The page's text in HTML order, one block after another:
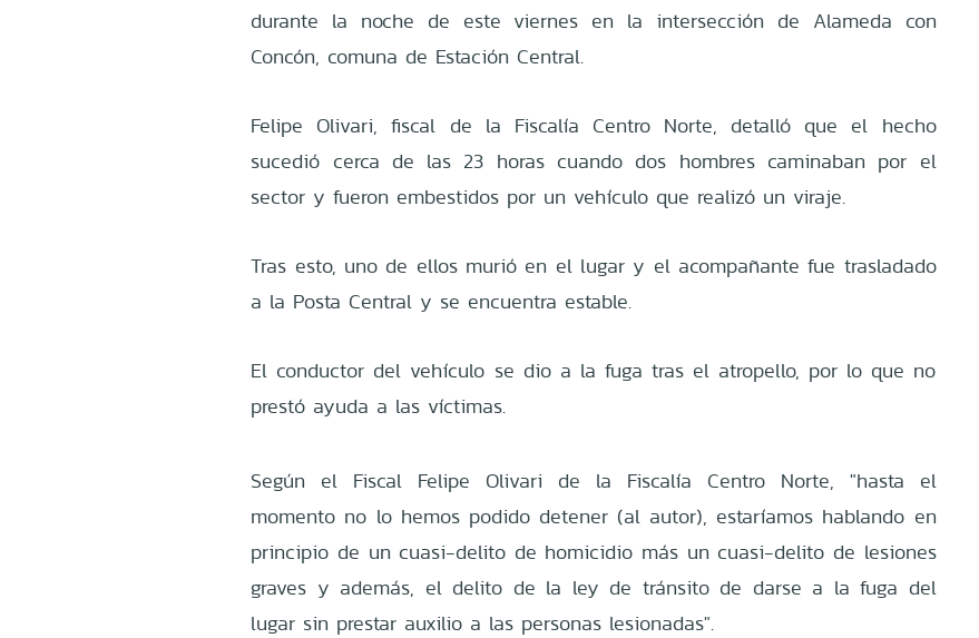
durante la noche de este viernes en la intersección de Alameda con
Concón, comuna de Estación Central.
Felipe Olivari, fiscal de la Fiscalía Centro Norte, detalló que el hecho
sucedió cerca de las 23 horas cuando dos hombres caminaban por el
sector y fueron embestidos por un vehículo que realizó un viraje.
Tras esto, uno de ellos murió en el lugar y el acompañante fue trasladado
a la Posta Central y se encuentra estable.
El conductor del vehículo se dio a la fuga tras el atropello, por lo que no
prestó ayuda a las víctimas.
Según el Fiscal Felipe Olivari de la Fiscalía Centro Norte, "hasta el
momento no lo hemos podido detener (al autor), estaríamos hablando en
principio de un cuasi-delito de homicidio más un cuasi-delito de lesiones
graves y además, el delito de la ley de tránsito de darse a la fuga del
lugar sin prestar auxilio a las personas lesionadas".